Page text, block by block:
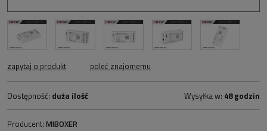
zapytaj o produkt poleć znajomemu
Dostępność: duża ilość Wysyłka w: 48 godzin
Producent: MIBOXER